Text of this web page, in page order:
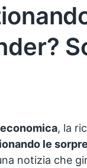
, la
le
notizia che